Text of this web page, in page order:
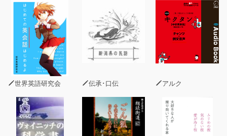
世界英語研究会 伝承･口伝 アルク